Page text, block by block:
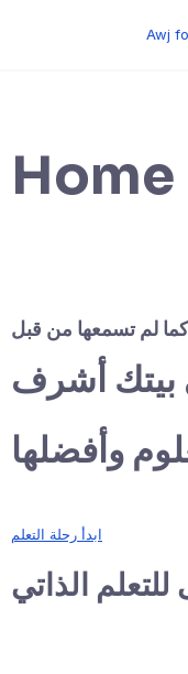
Awj
Home
كما لم تسمعها من قبل
بيتك أشرف
وأفضلها
ابدأ رحلة التعلم
الذاتي